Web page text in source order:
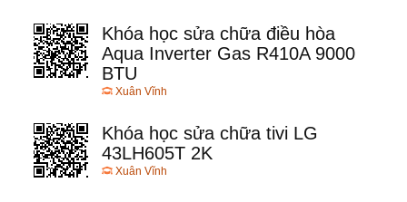
Khóa học sửa chữa điều hòa
Aqua Inverter Gas R410A 9000
BTU
Xuân Vĩnh
Khóa học sửa chữa tivi LG
43LH605T 2K
Xuân Vĩnh